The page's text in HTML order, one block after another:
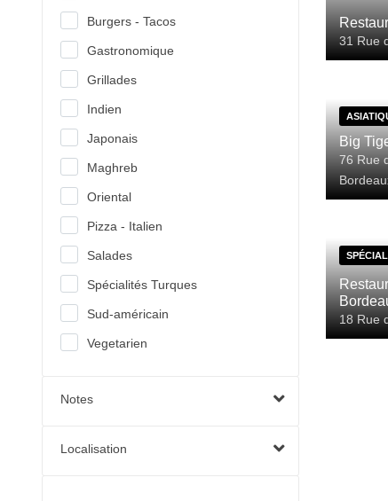
Burgers - Tacos
Gastronomique
Grillades
Indien
Japonais
Maghreb
Oriental
Pizza - Italien
Salades
Spécialités Turques
Sud-américain
Vegetarien
Notes
Localisation
31 Rue
Big
76 Rue
18 Rue